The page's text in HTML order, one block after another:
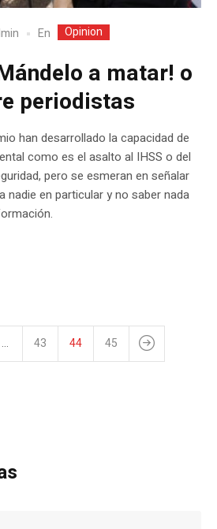
En Opinion
a matar! o
periodistas
han desarrollado la capacidad de
como es el asalto al IHSS o del
pero se esmeran en señalar
en particular y no saber nada
… 43 44 45